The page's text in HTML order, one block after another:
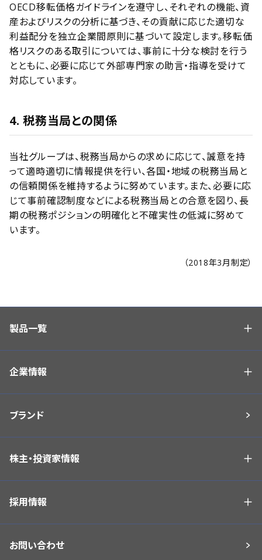
OECD移転価格ガイドラインを遵守し、それぞれの機能、資
産およびリスクの分析に基づき、その貢献に応じた適切な
利益配分を独立企業間原則に基づいて設定します。移転価
格リスクのある取引については、事前に十分な検討を行う
とともに、必要に応じて外部専門家の助言・指導を受けて
対応しています。
4. 税務当局との関係
当社グループは、税務当局からの求めに応じて、誠意を持
って適時適切に情報提供を行い、各国・地域の税務当局と
の信頼関係を維持するように努めています。また、必要に応
じて事前確認制度などによる税務当局との合意を図り、長
期の税務ポジションの明確化と不確実性の低減に努めて
います。
（2018年3月制定）
製品一覧
企業情報
ブランド
株主・投資家情報
採用情報
お問い合わせ